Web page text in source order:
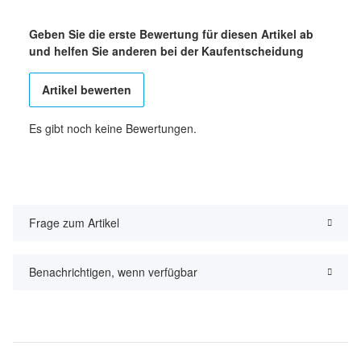
Geben Sie die erste Bewertung für diesen Artikel ab
und helfen Sie anderen bei der Kaufentscheidung
Artikel bewerten
Es gibt noch keine Bewertungen.
Frage zum Artikel
Benachrichtigen, wenn verfügbar